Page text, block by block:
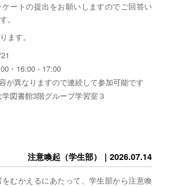
ートの提出をお願いしますのでご回答い
。
ます。
・16:00 - 17:00
が異なりますので連続して参加可能です
図書館3階グループ学習室３
注意喚起（学生部）｜2026.07.14
むかえるにあたって、学生部から注意喚